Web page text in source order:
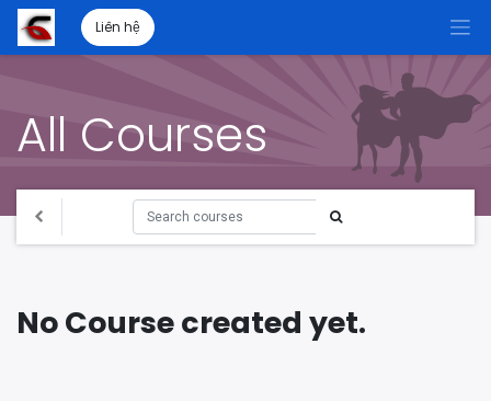
Liên hệ
All Courses
No Course created yet.